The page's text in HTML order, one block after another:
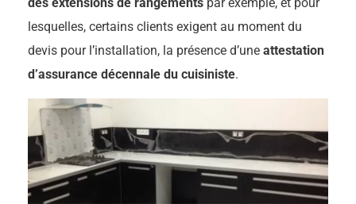
lesquelles, certains clients exigent au moment du
devis pour l’installation, la présence d’une attestation
d’assurance décennale du cuisiniste.